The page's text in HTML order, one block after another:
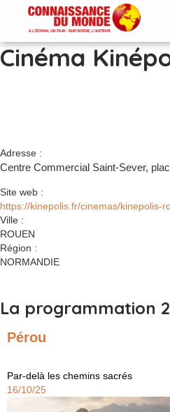
Cinéma
Adresse :
Centre Commercial Saint-Sever,
Site web :
https://kinepolis.fr/cinemas/kinepolis-
Ville :
ROUEN
Région :
NORMANDIE
La programmation
Pérou
Par-delà les chemins sacrés
16/10/25